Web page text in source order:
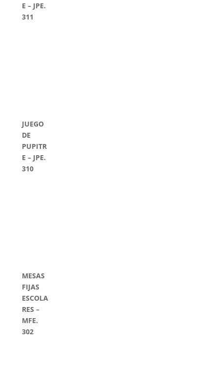
E – JPE.
311
JUEGO
DE
PUPITR
E – JPE.
310
MESAS
FIJAS
ESCOLA
RES –
MFE.
302